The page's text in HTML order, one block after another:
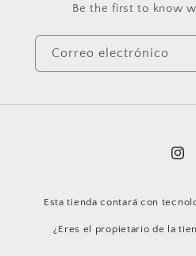
Be the first to know
Correo electrónico
Esta tienda contará con
¿Eres el propietario de la